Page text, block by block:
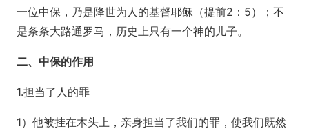
一位中保，乃是降世为人的基督耶稣（提前2：5）；不
是条条大路通罗马，历史上只有一个神的儿子。
二、中保的作用
1.担当了人的罪
1）他被挂在木头上，亲身担当了我们的罪，使我们既然